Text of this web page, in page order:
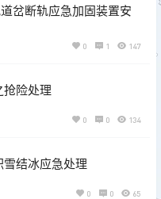
岔断轨应急加固装置安
0 1 147
抢险处理
0 0 134
结冰应急处理
0 0 65